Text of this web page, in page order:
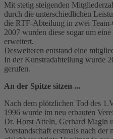
Mit stetig steigenden
durch die unterschiedlichen
die RTF-Abteilung in zwei
2007 wurden diese sogar um
erweitert.
Desweiteren entstand eine
In der Kunstradabteilung wurde
gerufen.
An der Spitze sitzen ...
Nach dem plötzlichen Tod des
1996 wurde im neu erbauten
Dr. Horst Atteln, Gerhard Magin
Vorstandschaft erstmals nach der